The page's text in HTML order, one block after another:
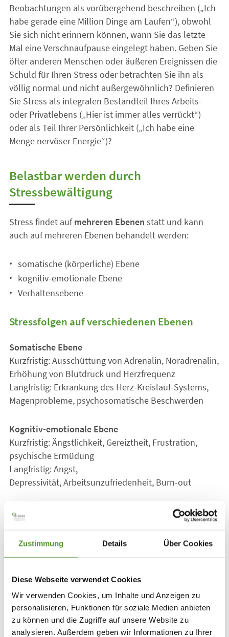
Zustimmung Details Über Cookies
Diese Webseite verwendet Cookies
Wir verwenden Cookies, um Inhalte und Anzeigen zu
personalisieren, Funktionen für soziale Medien anbieten
zu können und die Zugriffe auf unsere Website zu
analysieren. Außerdem geben wir Informationen zu Ihrer
Beobachtungen als vorübergehend beschreiben („Ich
habe gerade eine Million Dinge am Laufen“), obwohl
Sie sich nicht erinnern können, wann Sie das letzte
Mal eine Verschnaufpause eingelegt haben. Geben Sie
öfter anderen Menschen oder äußeren Ereignissen die
Schuld für Ihren Stress oder betrachten Sie ihn als
völlig normal und nicht außergewöhnlich? Definieren
Sie Stress als integralen Bestandteil Ihres Arbeits-
oder Privatlebens („Hier ist immer alles verrückt“)
oder als Teil Ihrer Persönlichkeit („Ich habe eine
Menge nervöser Energie“)?
Belastbar werden durch
Stressbewältigung
Stress findet aufmehreren Ebenen statt und kann
auch auf mehreren Ebenen behandelt werden:
somatische (körperliche) Ebene
kognitiv-emotionale Ebene
Verhaltensebene
Stressfolgen auf verschiedenen Ebenen
Somatische Ebene
Kurzfristig: Ausschüttung von Adrenalin, Noradrenalin,
Erhöhung von Blutdruck und Herzfrequenz
Langfristig: Erkrankung des Herz-Kreislauf-Systems,
Magenprobleme, psychosomatische Beschwerden
Kognitiv-emotionale Ebene
Kurzfristig: Ängstlichkeit, Gereiztheit, Frustration,
psychische Ermüdung
Langfristig: Angst,
Depressivität, Arbeitsunzufriedenheit, Burn-out
Verhaltensebene
Kurzfristig: Konzentrations-
und Leistungsschwankungen, Fehler
Langfristig: Leistungsverweigerung, negatives
Kontakte und Freizeitverhalten
Körperliche Stressbewältigung